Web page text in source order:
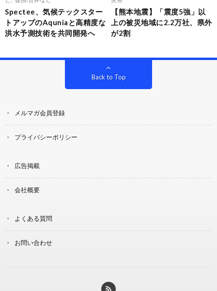
Spectee、気候テックスター
トアップのAquniaと高精度な
洪水予測技術を共同開発へ
【熊本地震】「震度5強」以
上の被災地域に2.2万社、県外
が2割
Back to Top
メルマガ会員登録
プライバシーポリシー
広告掲載
会社概要
よくある質問
お問い合わせ